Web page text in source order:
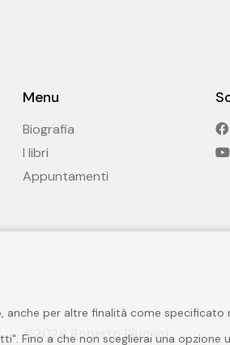
Menu
Biografia
I libri
Appuntamenti
©2026 Roberto Piumini
anche per altre finalità come specificato
Fino a che non sceglierai una opzione